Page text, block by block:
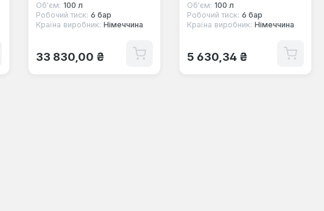
Об'єм: 100 л
Робочий тиск: 6 бар
Країна виробник: Німеччина
Звичайна ціна:
33 830,00 ₴
Об'єм: 100 л
Робочий тиск: 6 бар
Країна виробник: Німеччина
Звичайна ціна:
5 630,34 ₴